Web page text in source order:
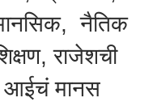
नैतिक
राजेशची
आईचं मानस